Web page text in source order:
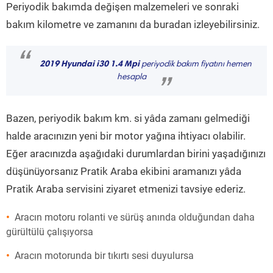
Periyodik bakımda değişen malzemeleri ve sonraki
bakım kilometre ve zamanını da buradan izleyebilirsiniz.
“ 2019 Hyundai i30 1.4 Mpiperiyodik bakım fiyatını hemen
hesapla
”
Bazen, periyodik bakım km. si yâda zamanı gelmediği
halde aracınızın yeni bir motor yağına ihtiyacı olabilir.
Eğer aracınızda aşağıdaki durumlardan birini yaşadığınızı
düşünüyorsanız Pratik Araba ekibini aramanızı yâda
Pratik Araba servisini ziyaret etmenizi tavsiye ederiz.
Aracın motoru rolanti ve sürüş anında olduğundan daha
gürültülü çalışıyorsa
Aracın motorunda bir tıkırtı sesi duyulursa